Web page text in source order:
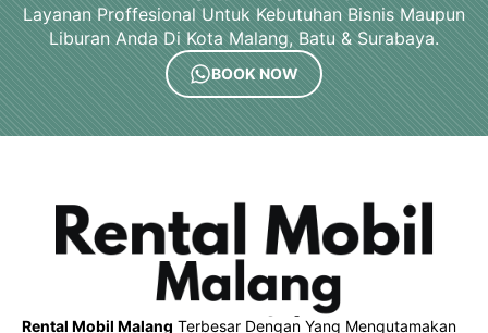
Layanan Proffesional Untuk Kebutuhan Bisnis Maupun
Liburan Anda Di Kota Malang, Batu & Surabaya.
BOOK NOW
Rental Mobil Malang Terbesar Dengan Yang Mengutamakan